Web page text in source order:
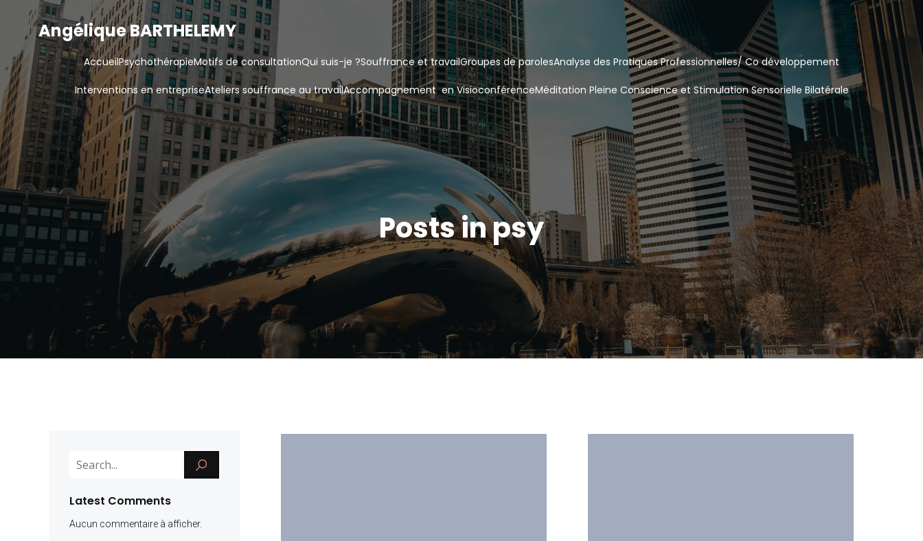
Angélique BARTHELEMY
AccueilPsychothérapieMotifs de consultationQui suis-je ?Souffrance et travailGroupes de parolesAnalyse des Pratiques Professionnelles/ Co développement
Interventions en entrepriseAteliers souffrance au travailAccompagnement  en VisioconférenceMéditation Pleine Conscience et Stimulation Sensorielle Bilatérale
Posts in psy
Latest Comments
Aucun commentaire à afficher.